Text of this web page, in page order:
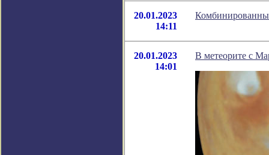
20.01.2023
14:11
20.01.2023
14:01
В метеорите с